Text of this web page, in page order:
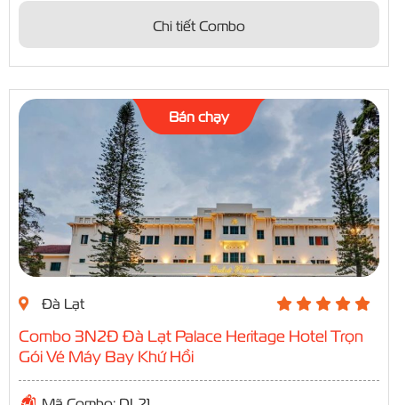
Chi tiết Combo
Bán chạy
Đà Lạt
Combo 3N2Đ Đà Lạt Palace Heritage Hotel Trọn
Gói Vé Máy Bay Khứ Hồi